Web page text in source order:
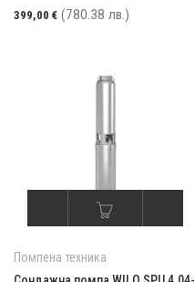
399,00 € (780.38 лв.)
Помпена техника